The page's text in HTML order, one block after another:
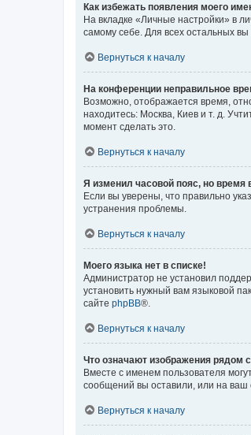
Как избежать появления моего
На вкладке «Личные настройки» в
самому себе. Для всех остальных
Вернуться к началу
На конференции неправильное
Возможно, отображается время,
находитесь: Москва, Киев и т. д.
момент сделать это.
Вернуться к началу
Я изменил часовой пояс, но время
Если вы уверены, что правильно
устранения проблемы.
Вернуться к началу
Моего языка нет в списке!
Администратор не установил
установить нужный вам языковой
сайте phpBB®.
Вернуться к началу
Что означают изображения рядом
Вместе с именем пользователя
сообщений вы оставили, или на ваш
Вернуться к началу